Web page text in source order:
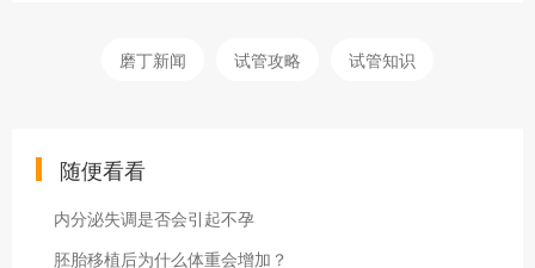
磨丁新闻 试管攻略 试管知识
随便看看
内分泌失调是否会引起不孕
胚胎移植后为什么体重会增加？